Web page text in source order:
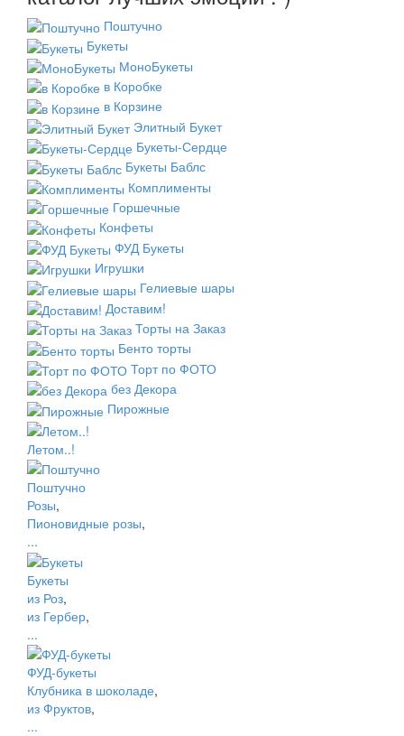
Поштучно
Букеты
МоноБукеты
в Коробке
в Корзине
Элитный Букет
Букеты-Сердце
Букеты Баблс
Комплименты
Горшечные
Конфеты
ФУД Букеты
Игрушки
Гелиевые шары
Доставим!
Торты на Заказ
Бенто торты
Торт по ФОТО
без Декора
Пирожные
Летом..!
Поштучно
Розы,
Пионовидные розы,
...
Букеты
из Роз,
из Гербер,
...
ФУД-букеты
Клубника в шоколаде,
из Фруктов,
...